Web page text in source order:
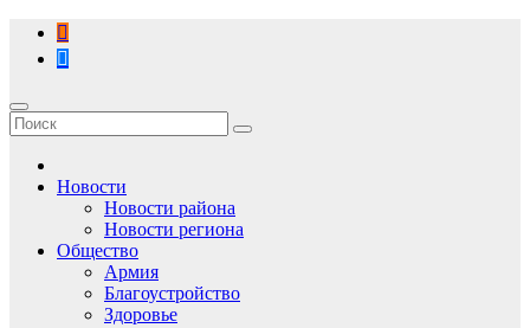
Перейти
содержимому
Новости
Новости района
Новости региона
Общество
Армия
Благоустройство
Здоровье